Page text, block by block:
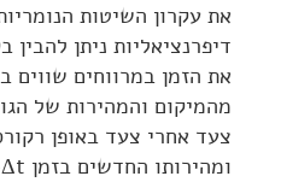
את עקרון השיטות
דיפרנציאליות ניתן
צעד אחרי צעד באופן
ומהירותו החדשים בזמן t+Δt,